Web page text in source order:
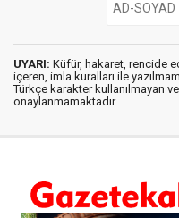
UYARI: Küfür, hakaret, rencide
içeren, imla kuralları ile
Türkçe karakter kullanılmayan
onaylanmamaktadır.